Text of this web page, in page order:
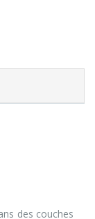
des couches